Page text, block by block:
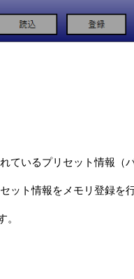
ているプリセット情報
ット情報をメモリ登録を